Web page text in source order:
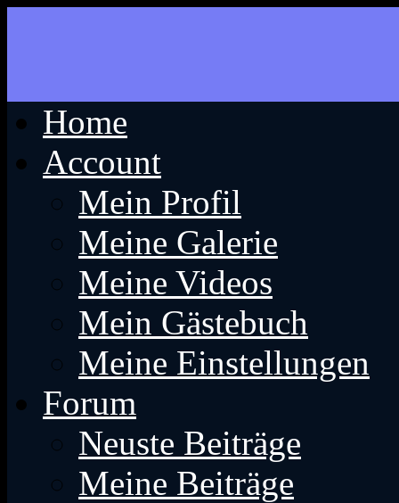
Home
Account
Mein Profil
Meine Galerie
Meine Videos
Mein Gästebuch
Meine Einstellungen
Forum
Neuste Beiträge
Meine Beiträge